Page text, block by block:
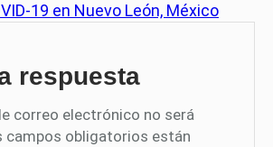
19 en Nuevo León, México
respuesta
correo electrónico no será
campos obligatorios están